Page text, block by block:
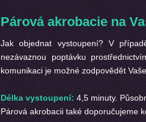
Párová akrobacie na
Jak objednat vystoupení? V
nezávaznou poptávku
komunikaci je možné zodpovědět
Délka vystoupení: 4,5 minuty.
Párová akrobacii také doporučujeme